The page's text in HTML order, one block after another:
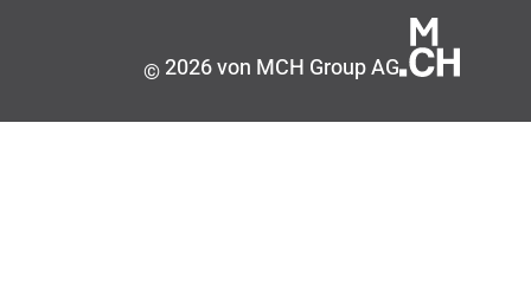
©2026 von MCH Group AG